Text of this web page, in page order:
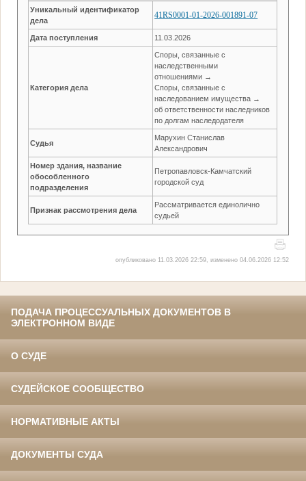
Уникальный идентификатор
дела
41RS0001-01-2026-001891-07
Дата поступления 11.03.2026
Категория дела
Споры, связанные с
наследственными
отношениями →
Споры, связанные с
наследованием имущества →
об ответственности наследников
по долгам наследодателя
Судья
Марухин Станислав
Александрович
Номер здания, название
обособленного
подразделения
Петропавловск-Камчатский
городской суд
Признак рассмотрения дела
Рассматривается единолично
судьей
опубликовано 11.03.2026 22:59, изменено 04.06.2026 12:52
ПОДАЧА ПРОЦЕССУАЛЬНЫХ ДОКУМЕНТОВ В
ЭЛЕКТРОННОМ ВИДЕ
О СУДЕ
СУДЕЙСКОЕ СООБЩЕСТВО
НОРМАТИВНЫЕ АКТЫ
ДОКУМЕНТЫ СУДА